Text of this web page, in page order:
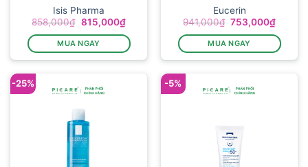
Isis Pharma
858,000₫ Giá
là:
858,000₫.
815,000₫Giá
hiện
tại
là:
815,000₫.
MUA NGAY
Eucerin
941,000₫ Giá
là:
941,000₫.
753,000₫Giá
tại
là:
MUA NGAY
-25% -5%